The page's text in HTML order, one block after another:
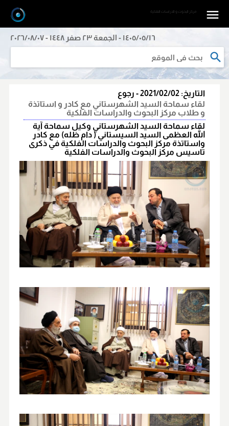
١٤٠٥/٠٥/١٦ - الجمعة ٢٣ صفر ١٤٤٨ - ٢٠٢٦/٠٨/٠٧
مرکز البحوث و الدراسات الفلکیة
التاریخ: 2021/02/02
- رجوع
لقاء سماحة السيد الشهرستاني مع كادر و استاتذة
و طلاب مركز البحوث والدراسات الفلكية
لقاء سماحة السيد الشهرستاني وكيل سماحة آية
الله العظمى السيد السيستاني ( دام ظله) مع كادر
واستاتذة مركز البحوث والدراسات الفلكية في ذكرى
تاسيس مركز البحوث والدراسات الفلكية